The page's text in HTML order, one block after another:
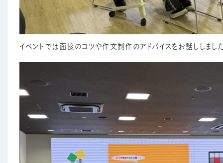
イベントでは面接のコツや作文制作のアドバイスをお話ししまし